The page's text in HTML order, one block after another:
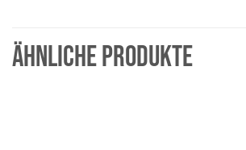
ÄHNLICHE PRODUKTE